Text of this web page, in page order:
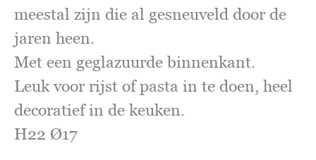
meestal zijn die al gesneuveld door de
jaren heen.
Met een geglazuurde binnenkant.
Leuk voor rijst of pasta in te doen, heel
decoratief in de keuken.
H22 Ø17